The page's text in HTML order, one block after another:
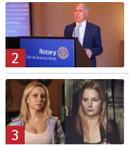
2
3